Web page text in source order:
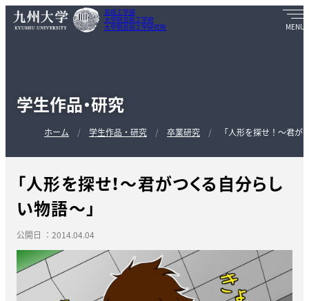
芸術工学部
大学院芸術工学府
大学院芸術工学研究院
学生作品・研究
ホーム 学生作品・研究 卒業研究 「人形を探せ！～君
「人形を探せ！～君がつくる自分らし
い物語～」
公開日 ：2014.04.04